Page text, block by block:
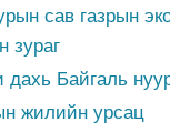
сав газрын
зураг
дахь Байгаль
жилийн урсац